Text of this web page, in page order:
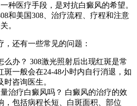
种医疗手段，是对抗白癜风的希望。
和美国308、治疗流程、疗程和注意
。
，还有一些常见的问题：
么办？ 308激光照射后出现红斑是常
斑一般会在24-48小时内自行消退，如
咨询医生。
治疗白癜风吗？ 白癜风的治疗的效
，包括病程长短、白斑面积、部位